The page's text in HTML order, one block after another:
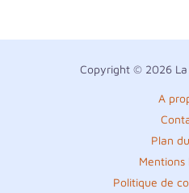
Copyright © 2026
A
Plan
Mentions
Politique de